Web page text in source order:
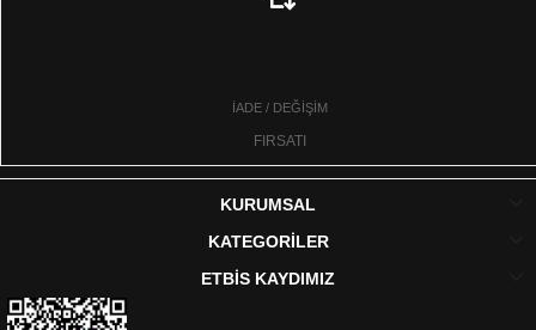
İADE / DEĞİŞİM
FIRSATI
KURUMSAL
KATEGORİLER
ETBİS KAYDIMIZ